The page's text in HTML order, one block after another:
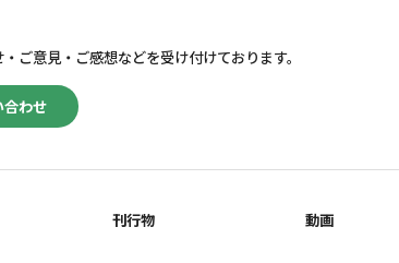
合わせ
ご意見・ご感想などを受け付けております。
刊行物 動画